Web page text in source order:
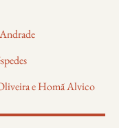
e Homã Alvico